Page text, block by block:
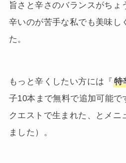
旨さと辛さのバランスがちょ
辛いのが苦手な私でも美味し
た。
もっと辛くしたい方には『 特
子10本まで無料で追加可能で
クエストで生まれた、とメニ
ました）。